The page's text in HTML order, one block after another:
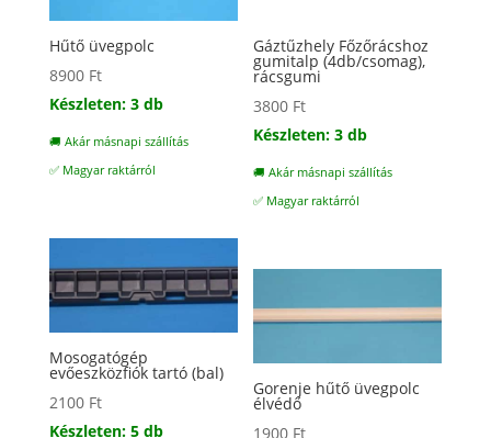
Hűtő üvegpolc
8900 Ft
Készleten: 3 db
🚚 Akár másnapi szállítás
✅ Magyar raktárról
Gáztűzhely Főzőrácshoz
gumitalp (4db/csomag),
rácsgumi
3800 Ft
Készleten: 3 db
🚚 Akár másnapi szállítás
✅ Magyar raktárról
Mosogatógép
evőeszközfiók tartó (bal)
2100 Ft
Készleten: 5 db
Gorenje hűtő üvegpolc
élvédő
1900 Ft